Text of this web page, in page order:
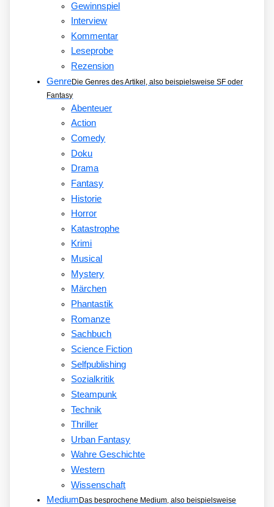
Gewinnspiel
Interview
Kommentar
Leseprobe
Rezension
GenreDie Genres des Artikel, also beispielsweise SF oder
Fantasy
Abenteuer
Action
Comedy
Doku
Drama
Fantasy
Historie
Horror
Katastrophe
Krimi
Musical
Mystery
Märchen
Phantastik
Romanze
Sachbuch
Science Fiction
Selfpublishing
Sozialkritik
Steampunk
Technik
Thriller
Urban Fantasy
Wahre Geschichte
Western
Wissenschaft
Medium Das besprochene Medium, also beispielsweise